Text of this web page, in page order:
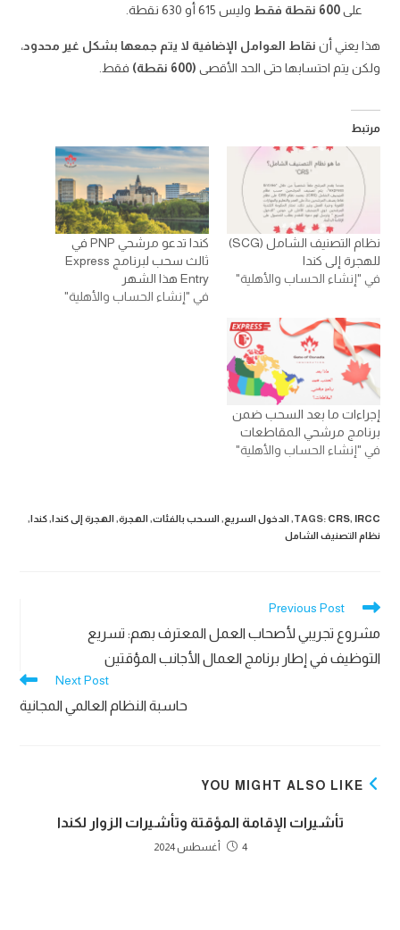
على600 نقطة فقط وليس 615 أو 630 نقطة.
هذا يعني أن نقاط العوامل الإضافية لا يتم جمعها بشكل غير محدود،
ولكن يتم احتسابها حتى الحد الأقصى (600 نقطة) فقط.
مرتبط
نظام التصنيف الشامل (SCG)
للهجرة إلى كندا
في "إنشاء الحساب والأهلية"
كندا تدعو مرشحي PNP في
ثالث سحب لبرنامج Express
Entry هذا الشهر
في "إنشاء الحساب والأهلية"
إجراءات ما بعد السحب ضمن
برنامج مرشحي المقاطعات
في "إنشاء الحساب والأهلية"
TAGS: CRS, IRCC
, الدخول السريع, السحب بالفئات, الهجرة, الهجرة إلى كندا, كندا,
نظام التصنيف الشامل
Read
articles
Previous Post
مشروع تجريبي لأصحاب العمل المعترف بهم: تسريع
التوظيف في إطار برنامج العمال الأجانب المؤقتين
Next Post
حاسبة النظام العالمي المجانية
YOU MIGHT ALSO LIKE
تأشيرات الإقامة المؤقتة وتأشيرات الزوار لكندا
4 أغسطس 2024